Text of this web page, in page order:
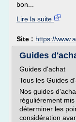
bon...
Lire la suite
Site : https://
Guides
Guides d'achat
Tous les Guides
Nos guides
régulièrement
déterminer les
considération